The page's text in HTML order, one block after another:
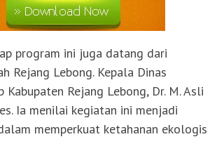
program ini juga datang dari
Rejang Lebong. Kepala Dinas
Kabupaten Rejang Lebong, Dr. M. Asli
Ia menilai kegiatan ini menjadi
memperkuat ketahanan ekologis